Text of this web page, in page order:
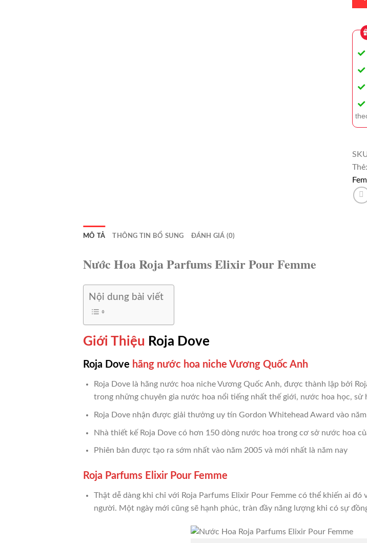
số
Thẻ:
MÔ TẢ THÔNG TIN BỔ SUNG ĐÁNH GIÁ (0)
Nước Hoa Roja Parfums Elixir Pour Femme
Nội dung bài viết
Giới Thiệu Roja Dove
Roja Dove hãng nước hoa niche Vương Quốc Anh
Roja Dove là hãng nước hoa niche Vương Quốc Anh, được thành lập bởi
trong những chuyên gia nước hoa nổi tiếng nhất thế giới, nước hoa học, sử
Roja Dove nhận được giải thưởng uy tín Gordon Whitehead Award vào
Nhà thiết kế Roja Dove có hơn 150 dòng nước hoa trong cơ sở nước hoa
Phiên bản được tạo ra sớm nhất vào năm 2005 và mới nhất là năm nay
Roja Parfums Elixir Pour Femme
Thật dễ dàng khi chỉ với Roja Parfums Elixir Pour Femme có thể khiến ai
người. Một ngày mới cũng sẽ hạnh phúc, tràn đầy năng lượng khi có sự